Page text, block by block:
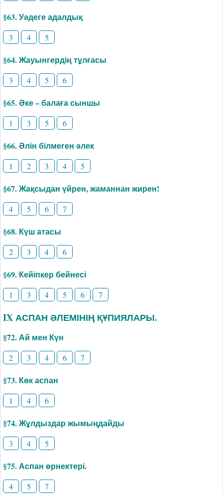
§63. Уәдеге адалдық
3 4 5
§64. Жауынгердің тұлғасы
3 4 5 6
§65. Әке – балаға сыншы
1 3 5 6
§66. Әлін білмеген әлек
1 2 3 4 5
§67. Жақсыдан үйрен, жаманнан жирен!
4 5 6 7
§68. Күш атасы
2 3 4 6
§69. Кейіпкер бейнесі
1 3 4 5 6 7
IX АСПАН ӘЛЕМІНІҢ ҚҰПИЯЛАРЫ.
§72. Ай мен Күн
2 3 4 6 7
§73. Көк аспан
1 4 6
§74. Жұлдыздар жымыңдайды
3 4 5
§75. Аспан өрнектері.
4 5 7